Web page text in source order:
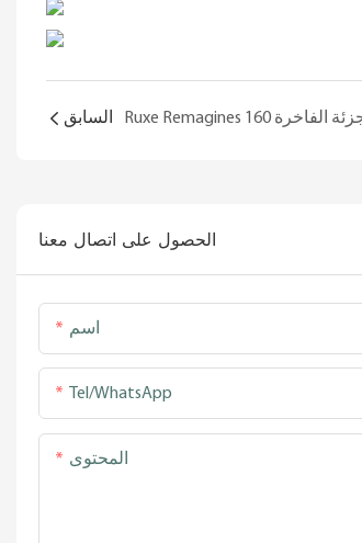
السابق
الحصول على اتصال معنا
اسم
Tel/WhatsApp
المحتوى